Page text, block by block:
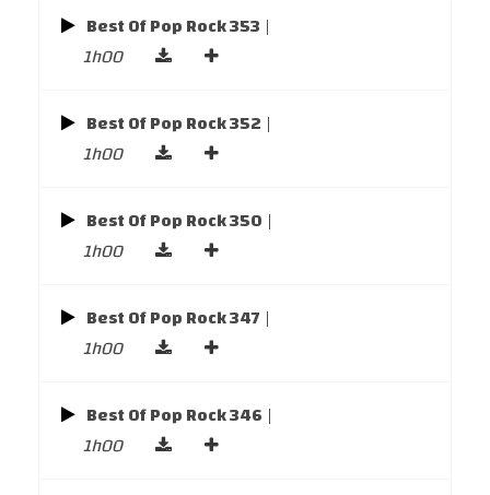
Best Of Pop Rock 353 |
1h00
Best Of Pop Rock 352 |
1h00
Best Of Pop Rock 350 |
1h00
Best Of Pop Rock 347 |
1h00
Best Of Pop Rock 346 |
1h00